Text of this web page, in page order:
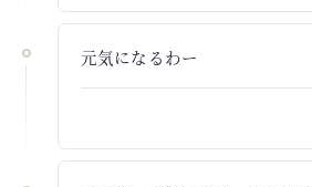
元気になるわー